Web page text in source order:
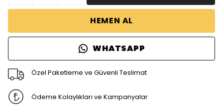
HEMEN AL
WHATSAPP
Özel Paketleme ve Güvenli Teslimat
Ödeme Kolaylıkları ve Kampanyalar